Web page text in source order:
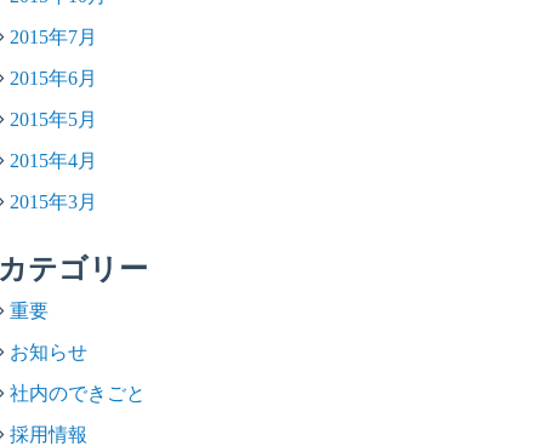
2015年7月
2015年6月
2015年5月
2015年4月
2015年3月
カテゴリー
重要
お知らせ
社内のできごと
採用情報